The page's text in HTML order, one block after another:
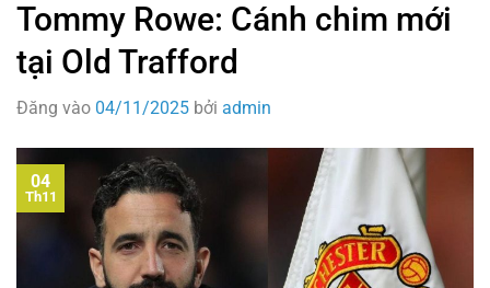
Tommy Rowe: Cánh chim mới
tại Old Trafford
Đăng vào 04/11/2025 bởi admin
04
Th11